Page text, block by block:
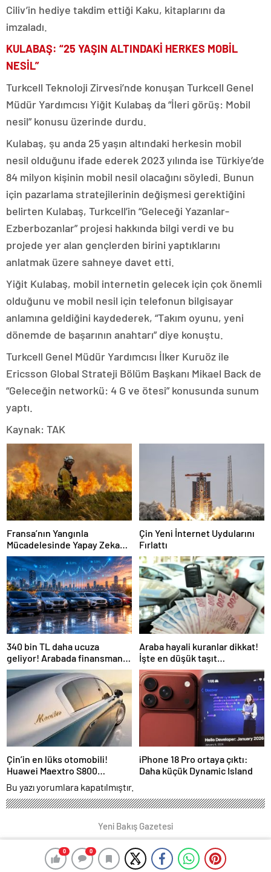
0 0
Ciliv’in hediye takdim ettiği Kaku, kitaplarını da
imzaladı.
KULABAŞ: “25 YAŞIN ALTINDAKİ HERKES MOBİL
NESİL”
Turkcell Teknoloji Zirvesi’nde konuşan Turkcell Genel
Müdür Yardımcısı Yiğit Kulabaş da “İleri görüş: Mobil
nesil” konusu üzerinde durdu.
Kulabaş, şu anda 25 yaşın altındaki herkesin mobil
nesil olduğunu ifade ederek 2023 yılında ise Türkiye’de
84 milyon kişinin mobil nesil olacağını söyledi. Bunun
için pazarlama stratejilerinin değişmesi gerektiğini
belirten Kulabaş, Turkcell’in “Geleceği Yazanlar-
Ezberbozanlar” projesi hakkında bilgi verdi ve bu
projede yer alan gençlerden birini yaptıklarını
anlatmak üzere sahneye davet etti.
Yiğit Kulabaş, mobil internetin gelecek için çok önemli
olduğunu ve mobil nesil için telefonun bilgisayar
anlamına geldiğini kaydederek, “Takım oyunu, yeni
dönemde de başarının anahtarı” diye konuştu.
Turkcell Genel Müdür Yardımcısı İlker Kuruöz ile
Ericsson Global Strateji Bölüm Başkanı Mikael Back de
“Geleceğin networkü: 4 G ve ötesi” konusunda sunum
yaptı.
Kaynak: TAK
Fransa’nın Yangınla
Mücadelesinde Yapay Zeka
Dönemi
Çin Yeni İnternet Uydularını
Fırlattı
340 bin TL daha ucuza
geliyor! Arabada finansman
mı, ‘el birliği’ mi?
Araba hayali kuranlar dikkat!
İşte en düşük taşıt
finansmanı oranları
Çin’in en lüks otomobili!
Huawei Maextro S800
Avrupalı devleri ezdi geçti
iPhone 18 Pro ortaya çıktı:
Daha küçük Dynamic Island
Bu yazı yorumlara kapatılmıştır.
Yeni Bakış Gazetesi